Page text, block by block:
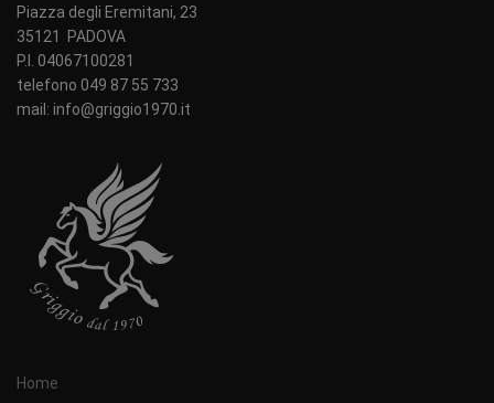
Piazza degli Eremitani, 23
35121 PADOVA
P.I. 04067100281
telefono 049 87 55 733
mail: info@griggio1970.it
Home